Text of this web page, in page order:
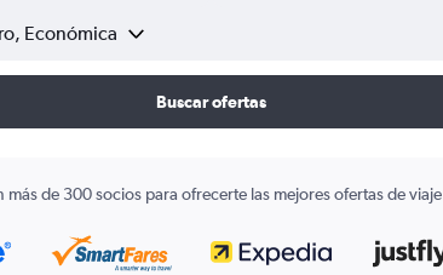
Económica
Buscar ofertas
más de 300 socios para ofrecerte las mejores ofertas de viaje